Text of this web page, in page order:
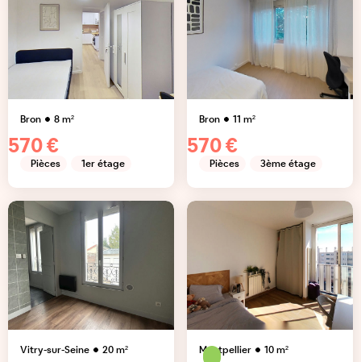
Bron 8m²
570 €
Pièces 1er étage
Bron 11 m²
570 €
Pièces 3ème étage
Vitry-sur-Seine 20m² Montpellier 10m²